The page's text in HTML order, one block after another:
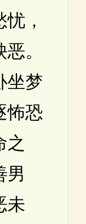
，
。
坐梦
怖恐
之
男
未